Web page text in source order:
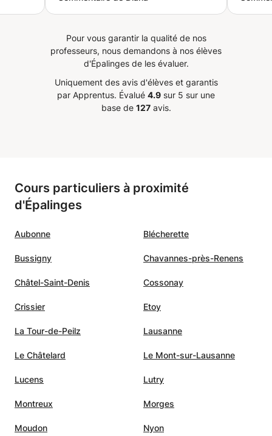
pas
théorie (si besoin) avant de
exercices. Il connait parfaitement
son sujet donc parvient à
plusieurs trucs et astuces à ses
élèves. ”
Pour vous garantir la qualité de nos
professeurs, nous demandons à nos élèves
d'Épalinges de les évaluer.
Uniquement des avis d'élèves et garantis
par Apprentus. Évalué 4.9 sur 5 sur une
base de 127avis.
Cours particuliers à proximité
d'Épalinges
Aubonne Blécherette
Bussigny Chavannes-près-Renens
Châtel-Saint-Denis Cossonay
Crissier Etoy
La Tour-de-Peilz Lausanne
Le Châtelard Le Mont-sur-Lausanne
Lucens Lutry
Montreux Morges
Moudon Nyon